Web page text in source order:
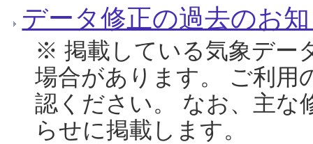
データ修正の過去のお
※ 掲載している気象デー
場合があります。 ご利用
認ください。 なお、主な
らせに掲載します。